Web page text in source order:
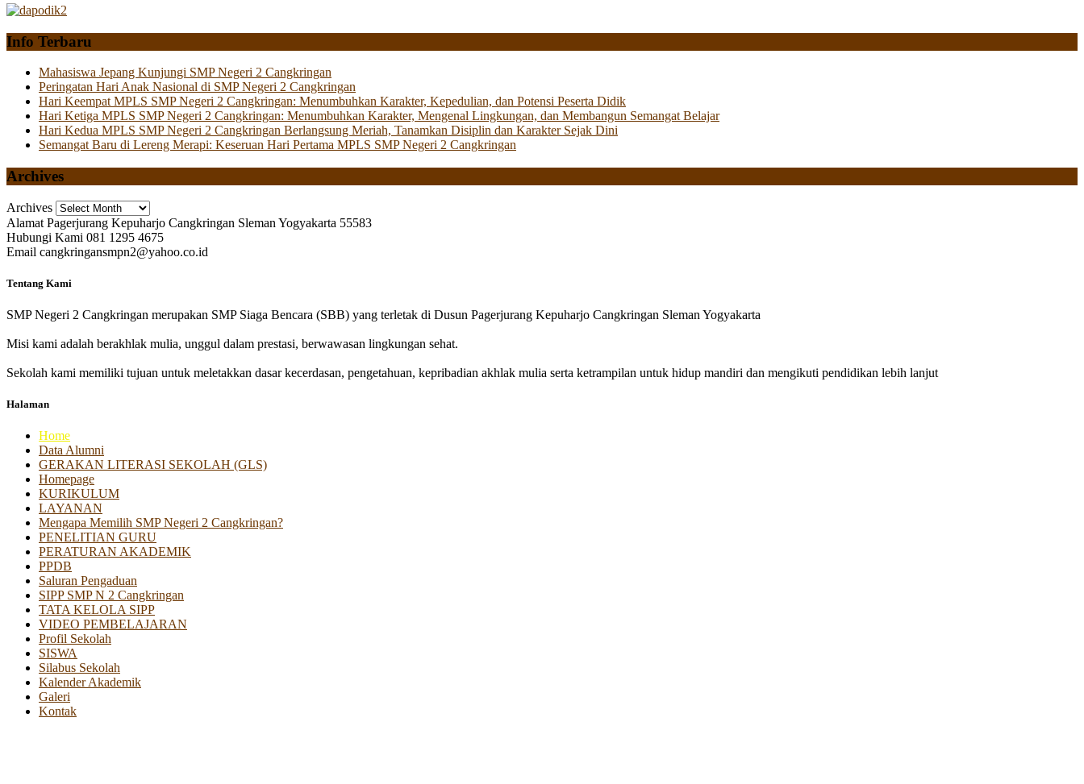
Info Terbaru
Mahasiswa Jepang Kunjungi SMP Negeri 2 Cangkringan
Peringatan Hari Anak Nasional di SMP Negeri 2 Cangkringan
Hari Keempat MPLS SMP Negeri 2 Cangkringan: Menumbuhkan Karakter, Kepedulian, dan Potensi Peserta Didik
Hari Ketiga MPLS SMP Negeri 2 Cangkringan: Menumbuhkan Karakter, Mengenal Lingkungan, dan Membangun Semangat Belajar
Hari Kedua MPLS SMP Negeri 2 Cangkringan Berlangsung Meriah, Tanamkan Disiplin dan Karakter Sejak Dini
Semangat Baru di Lereng Merapi: Keseruan Hari Pertama MPLS SMP Negeri 2 Cangkringan
Archives
Archives
Alamat Pagerjurang Kepuharjo Cangkringan Sleman Yogyakarta 55583
Hubungi Kami 081 1295 4675
Email cangkringansmpn2@yahoo.co.id
Tentang Kami
SMP Negeri 2 Cangkringan merupakan SMP Siaga Bencara (SBB) yang terletak di Dusun Pagerjurang Kepuharjo Cangkringan Sleman Yogyakarta
Misi kami adalah berakhlak mulia, unggul dalam prestasi, berwawasan lingkungan sehat.
Sekolah kami memiliki tujuan untuk meletakkan dasar kecerdasan, pengetahuan, kepribadian akhlak mulia serta ketrampilan untuk hidup mandiri dan mengikuti pendidikan lebih lanjut
Halaman
Home
Data Alumni
GERAKAN LITERASI SEKOLAH (GLS)
Homepage
KURIKULUM
LAYANAN
Mengapa Memilih SMP Negeri 2 Cangkringan?
PENELITIAN GURU
PERATURAN AKADEMIK
PPDB
Saluran Pengaduan
SIPP SMP N 2 Cangkringan
TATA KELOLA SIPP
VIDEO PEMBELAJARAN
Profil Sekolah
SISWA
Silabus Sekolah
Kalender Akademik
Galeri
Kontak